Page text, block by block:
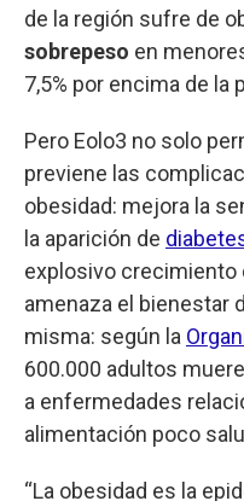
de la región sufre de
sobrepeso en
7,5% por encima de la
Pero Eolo3 no solo
previene las
obesidad: mejora la
la aparición de
explosivo crecimiento
amenaza el bienestar
misma: según la
600.000 adultos
a enfermedades
alimentación poco
“La obesidad es la